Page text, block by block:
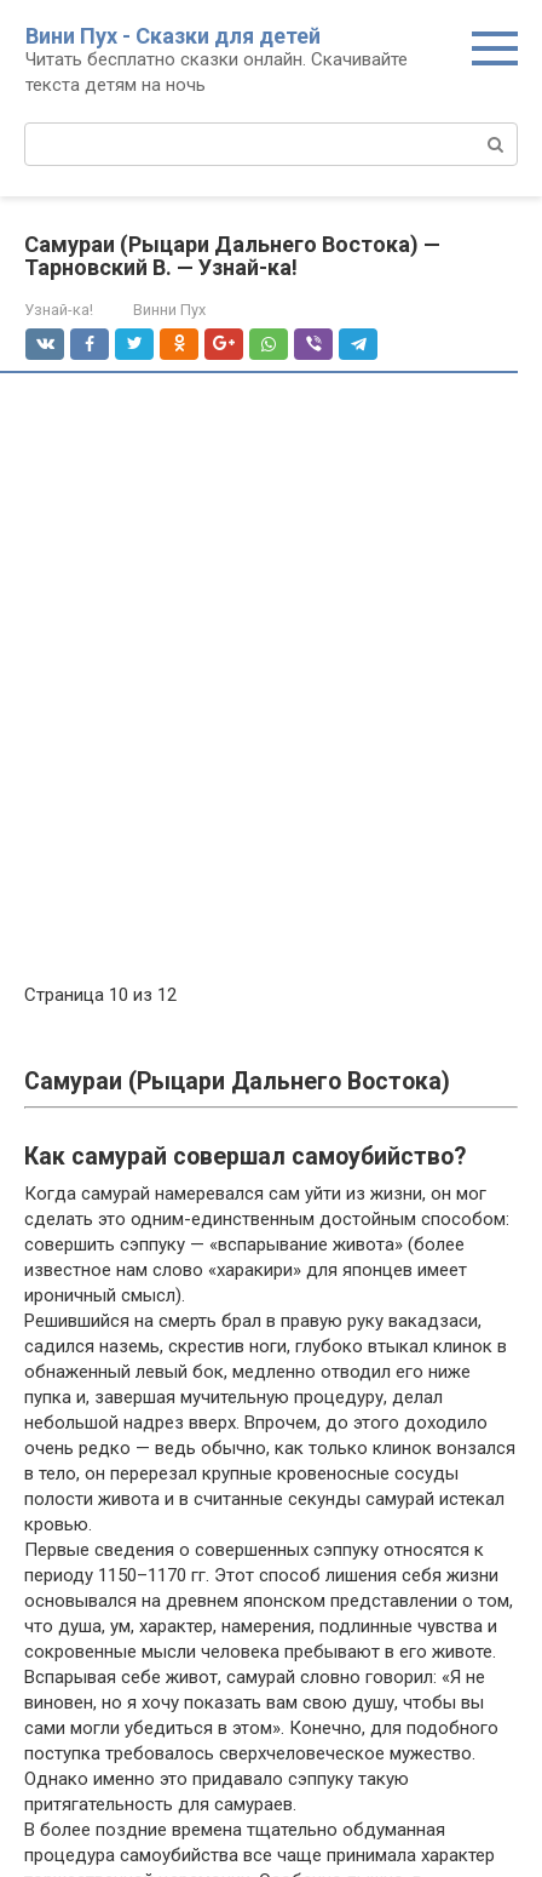
контенту
Вини Пух - Сказки для детей
Читать бесплатно сказки онлайн. Скачивайте
текста детям на ночь
Самураи (Рыцари Дальнего Востока) —
Тарновский В. — Узнай-ка!
Узнай-ка! Винни Пух
Страница 10 из 12
Самураи (Рыцари Дальнего Востока)
Как самурай совершал самоубийство?
Когда самурай намеревался сам уйти из жизни, он мог
сделать это одним-единственным достойным способом:
совершить сэппуку — «вспарывание живота» (более
известное нам слово «харакири» для японцев имеет
ироничный смысл).
Решившийся на смерть брал в правую руку вакадзаси,
садился наземь, скрестив ноги, глубоко втыкал клинок в
обнаженный левый бок, медленно отводил его ниже
пупка и, завершая мучительную процедуру, делал
небольшой надрез вверх. Впрочем, до этого доходило
очень редко — ведь обычно, как только клинок вонзался
в тело, он перерезал крупные кровеносные сосуды
полости живота и в считанные секунды самурай истекал
кровью.
Первые сведения о совершенных сэппуку относятся к
периоду 1150–1170 гг. Этот способ лишения себя жизни
основывался на древнем японском представлении о том,
что душа, ум, характер, намерения, подлинные чувства и
сокровенные мысли человека пребывают в его животе.
Вспарывая себе живот, самурай словно говорил: «Я не
виновен, но я хочу показать вам свою душу, чтобы вы
сами могли убедиться в этом». Конечно, для подобного
поступка требовалось сверхчеловеческое мужество.
Однако именно это придавало сэппуку такую
притягательность для самураев.
В более поздние времена тщательно обдуманная
процедура самоубийства все чаще принимала характер